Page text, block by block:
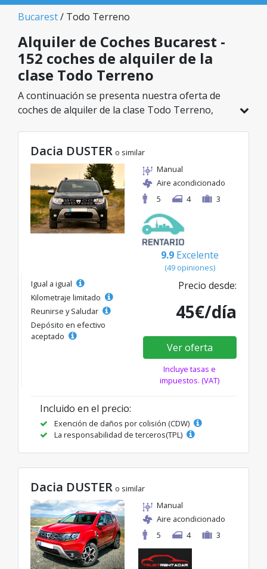
Bucarest/ Todo Terreno
Alquiler de Coches Bucarest -
152 coches de alquiler de la
clase Todo Terreno
A continuación se presenta nuestra oferta de
coches de alquiler de la clase Todo Terreno,
modelo ideal de la categoría seleccionada, con
tarifas excelentes desde solo 29€/día.
Dacia DUSTER o similar
Manual
Aire acondicionado
5
4 3
9.9 Excelente
(49 opiniones)
Igual a igual
Kilometraje limitado
Reunirse y Saludar
Depósito en efectivo
aceptado
Precio desde:
45€/día
Ver oferta
Incluye tasas e
impuestos. (VAT)
Incluido en el precio:
Exención de daños por colisión (CDW)
La responsabilidad de terceros(TPL)
Dacia DUSTER o similar
Manual
Aire acondicionado
5
4 3